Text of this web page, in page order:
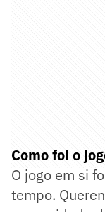
Como foi o
O jogo em si
tempo.